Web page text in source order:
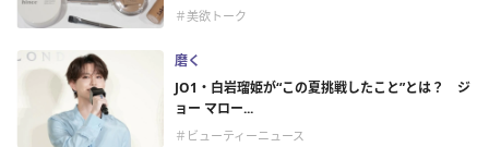
＃美欲トーク
磨く
JO1・白岩瑠姫が“この夏挑戦したこと”とは？ ジ
ョー マロー...
＃ビューティーニュース